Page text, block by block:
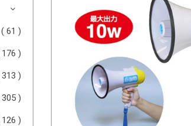
( 61 )
)
)
)
)